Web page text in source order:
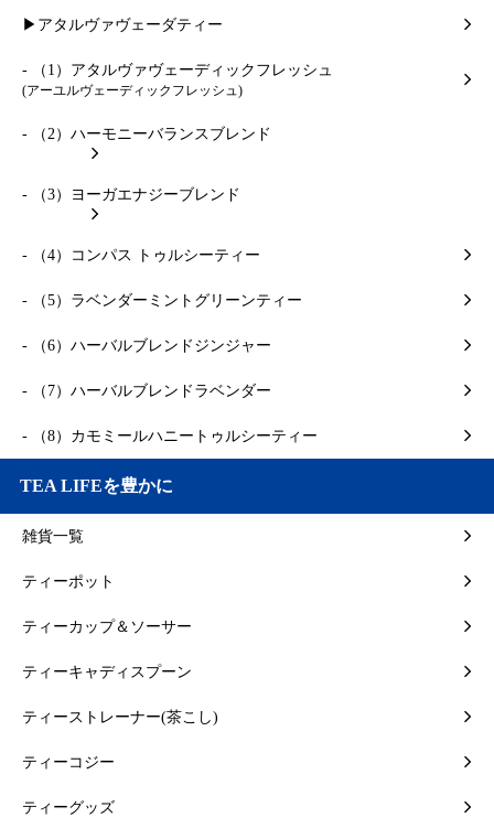
▶アタルヴァヴェーダティー
- （1）アタルヴァヴェーディックフレッシュ
(アーユルヴェーディックフレッシュ)
- （2）ハーモニーバランスブレンド
- （3）ヨーガエナジーブレンド
- （4）コンパス トゥルシーティー
- （5）ラベンダーミントグリーンティー
- （6）ハーバルブレンドジンジャー
- （7）ハーバルブレンドラベンダー
- （8）カモミールハニートゥルシーティー
TEA LIFEを豊かに
雑貨一覧
ティーポット
ティーカップ＆ソーサー
ティーキャディスプーン
ティーストレーナー(茶こし)
ティーコジー
ティーグッズ